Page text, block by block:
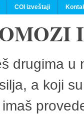
COI izveštaji
drugima
a koji